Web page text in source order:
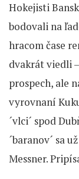
Hokejisti
bodovali na
hracom čase
dvakrát viedli
prospech, ale
vyrovnaní
´vlci´ spod
´baranov´ sa
Messner.